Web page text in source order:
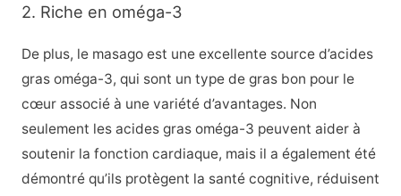
2. Riche en oméga-3
De plus, le masago est une excellente source d’acides
gras oméga-3, qui sont un type de gras bon pour le
cœur associé à une variété d’avantages. Non
seulement les acides gras oméga-3 peuvent aider à
soutenir la fonction cardiaque, mais il a également été
démontré qu’ils protègent la santé cognitive, réduisent